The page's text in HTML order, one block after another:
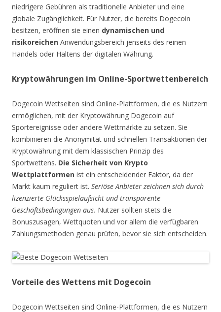
niedrigere Gebühren als traditionelle Anbieter und eine
globale Zugänglichkeit. Für Nutzer, die bereits Dogecoin
besitzen, eröffnen sie einen dynamischen und
risikoreichen Anwendungsbereich jenseits des reinen
Handels oder Haltens der digitalen Währung.
Kryptowährungen im Online-Sportwettenbereich
Dogecoin Wettseiten sind Online-Plattformen, die es Nutzern
ermöglichen, mit der Kryptowährung Dogecoin auf
Sportereignisse oder andere Wettmärkte zu setzen. Sie
kombinieren die Anonymität und schnellen Transaktionen der
Kryptowährung mit dem klassischen Prinzip des
Sportwettens. Die Sicherheit von Krypto
Wettplattformen ist ein entscheidender Faktor, da der
Markt kaum reguliert ist. Seriöse Anbieter zeichnen sich durch
lizenzierte Glücksspielaufsicht und transparente
Geschäftsbedingungen aus. Nutzer sollten stets die
Bonuszusagen, Wettquoten und vor allem die verfügbaren
Zahlungsmethoden genau prüfen, bevor sie sich entscheiden.
Vorteile des Wettens mit Dogecoin
Dogecoin Wettseiten sind Online-Plattformen, die es Nutzern